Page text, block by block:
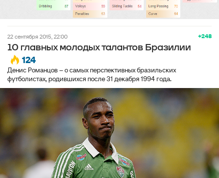
+248
22 сентября 2015, 22:00
10 главных молодых талантов Бразилии
124
Денис Романцов – о самых перспективных бразильских
футболистах, родившихся после 31 декабря 1994 года.